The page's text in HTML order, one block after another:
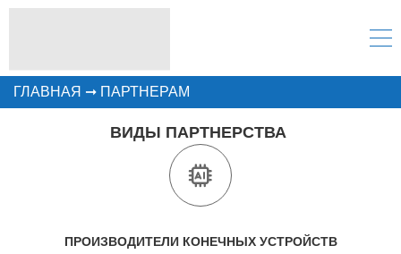
ГЛАВНАЯ ➞ ПАРТНЕРАМ
ВИДЫ ПАРТНЕРСТВА
ПРОИЗВОДИТЕЛИ КОНЕЧНЫХ УСТРОЙСТВ